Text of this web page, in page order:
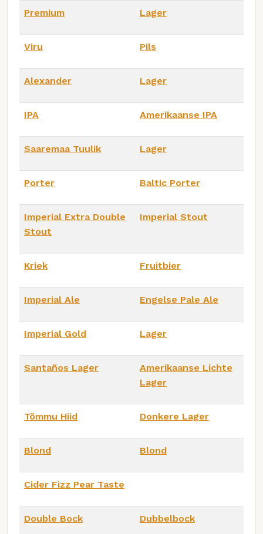
Premium Lager
Viru Pils
Alexander Lager
IPA Amerikaanse IPA
Saaremaa Tuulik Lager
Porter Baltic Porter
Imperial Extra Double
Stout
Imperial Stout
Kriek Fruitbier
Imperial Ale Engelse Pale Ale
Imperial Gold Lager
Santaños Lager
Amerikaanse Lichte
Lager
Tõmmu Hiid Donkere Lager
Blond Blond
Cider Fizz Pear Taste
Double Bock Dubbelbock